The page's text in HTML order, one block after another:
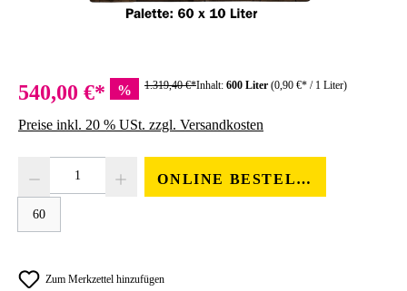
540,00 €* % 1.319,40 €*Inhalt: 600 Liter (0,90 €* / 1 Liter)
Preise inkl. 20 % USt. zzgl. Versandkosten
60
ONLINE BESTELLEN
Zum Merkzettel hinzufügen